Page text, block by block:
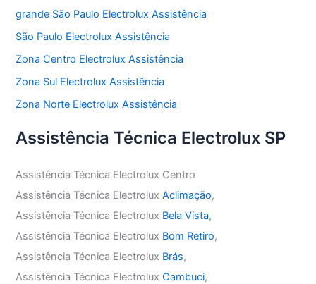
grande São Paulo Electrolux Assistência
São Paulo Electrolux Assistência
Zona Centro Electrolux Assistência
Zona Sul Electrolux Assistência
Zona Norte Electrolux Assistência
Assistência Técnica Electrolux SP
Assistência Técnica Electrolux Centro
Assistência Técnica ElectroluxAclimação,
Assistência Técnica Electrolux Bela Vista,
Assistência Técnica Electrolux Bom Retiro,
Assistência Técnica Electrolux Brás,
Assistência Técnica ElectroluxCambuci,